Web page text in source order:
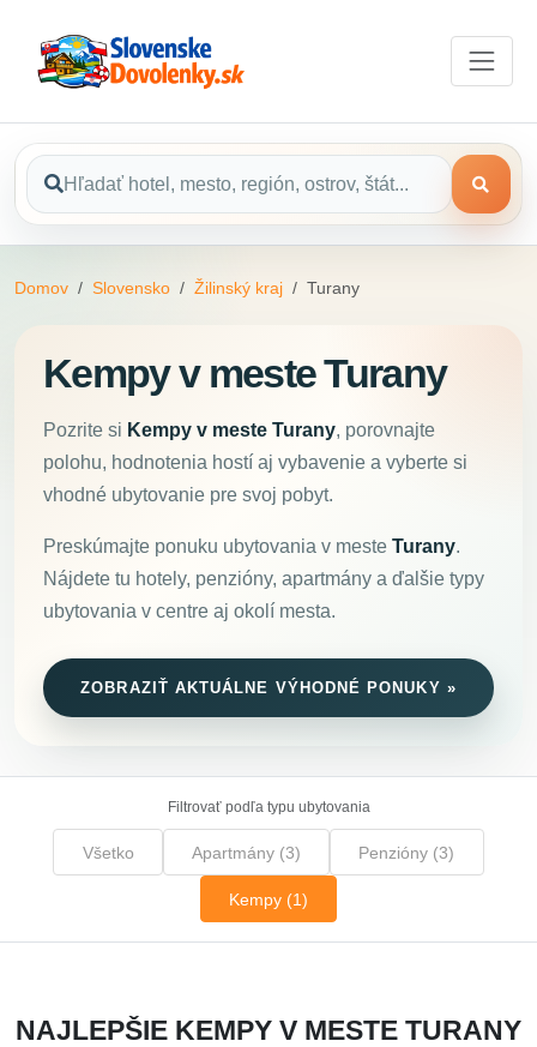
Domov Slovensko Žilinský kraj Turany
Kempy v meste Turany
Pozrite si Kempy v meste Turany, porovnajte
polohu, hodnotenia hostí aj vybavenie a vyberte si
vhodné ubytovanie pre svoj pobyt.
Preskúmajte ponuku ubytovania v meste Turany.
Nájdete tu hotely, penzióny, apartmány a ďalšie typy
ubytovania v centre aj okolí mesta.
ZOBRAZIŤ AKTUÁLNE VÝHODNÉ PONUKY »
Filtrovať podľa typu ubytovania
Všetko Apartmány (3) Penzióny (3)
Kempy (1)
NAJLEPŠIE KEMPY V MESTE TURANY